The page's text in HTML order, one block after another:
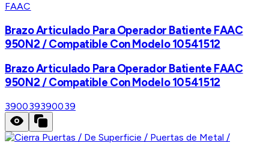
FAAC
Brazo Articulado Para Operador Batiente FAAC
950N2 / Compatible Con Modelo 10541512
Brazo Articulado Para Operador Batiente FAAC
950N2 / Compatible Con Modelo 10541512
390039390039